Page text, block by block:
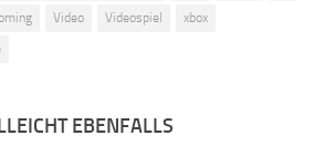
Video Videospiel
xbox
EBENFALLS